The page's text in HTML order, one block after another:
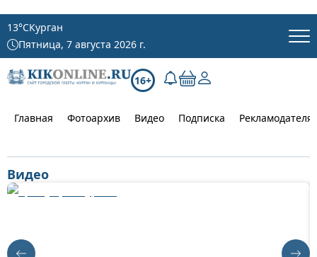
13°CКурган
Пятница, 7 августа 2026 г.
16+
Главная Фотоархив Видео Подписка
Видео